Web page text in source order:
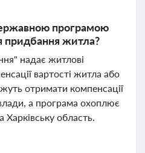
програмою
придбання житла?
надає житлові
вартості житла або
отримати компенсації
а програма охоплює
Харківську область.